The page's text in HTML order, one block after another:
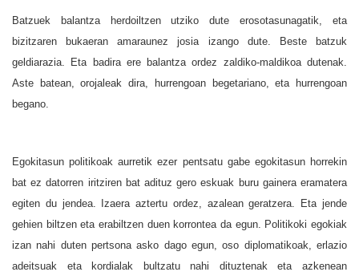
Batzuek balantza herdoiltzen utziko dute erosotasunagatik, eta
bizitzaren bukaeran amaraunez josia izango dute. Beste batzuk
geldiarazia. Eta badira ere balantza ordez zaldiko-maldikoa dutenak.
Aste batean, orojaleak dira, hurrengoan begetariano, eta hurrengoan
begano.
Egokitasun politikoak aurretik ezer pentsatu gabe egokitasun horrekin
bat ez datorren iritziren bat adituz gero eskuak buru gainera eramatera
egiten du jendea. Izaera aztertu ordez, azalean geratzera. Eta jende
gehien biltzen eta erabiltzen duen korrontea da egun. Politikoki egokiak
izan nahi duten pertsona asko dago egun, oso diplomatikoak, erlazio
adeitsuak eta kordialak bultzatu nahi dituztenak eta azkenean